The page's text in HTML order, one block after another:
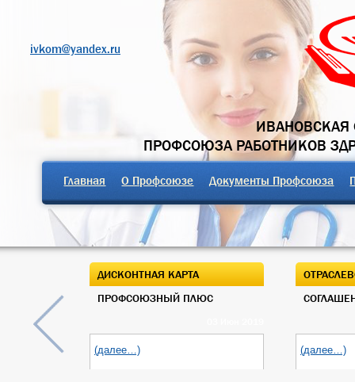
ivkom@yandex.ru
ИВАНОВСКАЯ
ПРОФСОЮЗА РАБОТНИКОВ
Главная О Профсоюзе Документы Профсоюза
ДИСКОНТНАЯ КАРТА
ПРОФСОЮЗНЫЙ ПЛЮС
(далее…) (далее…)